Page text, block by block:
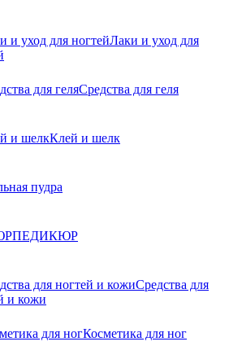
Лаки и уход для
Средства для геля
Клей и шелк
пудра
ПЕДИКЮР
Средства для
и кожи
Косметика для ног